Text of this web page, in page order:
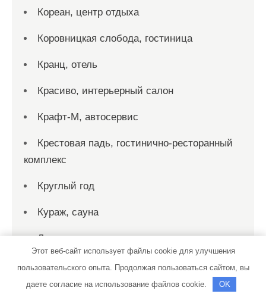
Кореан, центр отдыха
Коровницкая слобода, гостиница
Кранц, отель
Красиво, интерьерный салон
Крафт-М, автосервис
Крестовая падь, гостинично-ресторанный
комплекс
Круглый год
Кураж, сауна
Ланселот, отель
Легкий пар, сауна
Лесная сказка, загородный комплекс
Этот веб-сайт использует файлы cookie для улучшения
пользовательского опыта. Продолжая пользоваться сайтом, вы
даете согласие на использование файлов cookie.
OK